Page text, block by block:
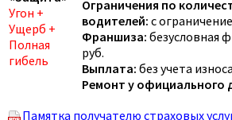
Угон +
Ущерб +
Полная
гибель
Ограничения по
водителей: с
Франшиза: безусловная
руб.
Выплата: без учета износа
Ремонт у официального
Памятка получателю страховых